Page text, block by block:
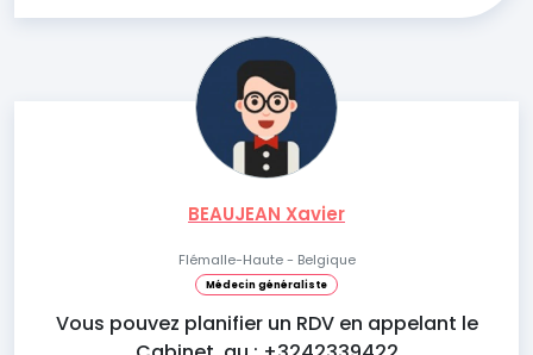
BEAUJEAN Xavier
Flémalle-Haute - Belgique
Médecin généraliste
Vous pouvez planifier un RDV en appelant le